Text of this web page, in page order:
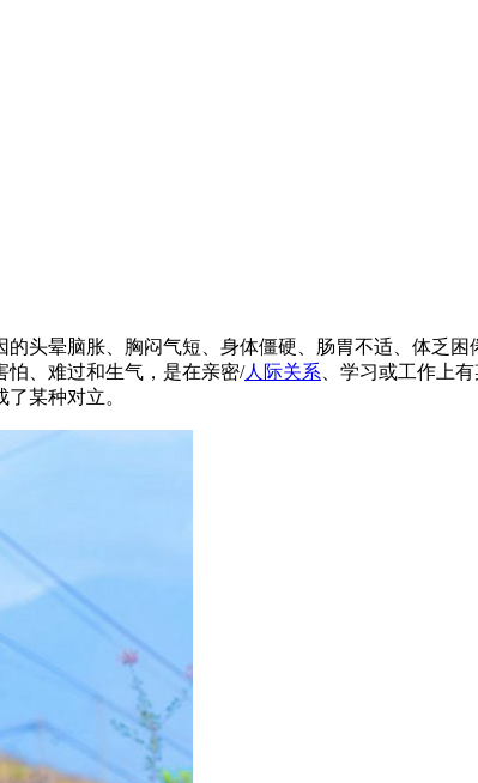
头晕脑胀、胸闷气短、身体僵硬、肠胃不适、体
怕、难过和生气，是在亲密/人际关系 、学习或工作上
某种对立。